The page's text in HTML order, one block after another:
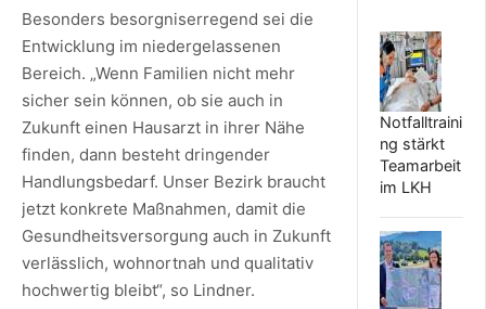
Besonders besorgniserregend sei die
Entwicklung im niedergelassenen
Bereich. „Wenn Familien nicht mehr
sicher sein können, ob sie auch in
Zukunft einen Hausarzt in ihrer Nähe
finden, dann besteht dringender
Handlungsbedarf. Unser Bezirk braucht
jetzt konkrete Maßnahmen, damit die
Gesundheitsversorgung auch in Zukunft
verlässlich, wohnortnah und qualitativ
hochwertig bleibt“, so Lindner.
Notfalltraini
ng stärkt
Teamarbeit
im LKH